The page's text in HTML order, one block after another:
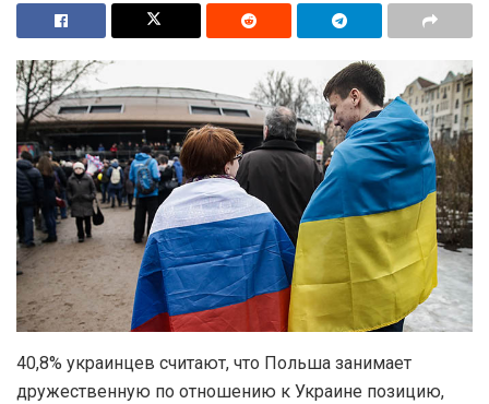
40,8% украинцев считают, что Польша занимает
дружественную по отношению к Украине позицию,